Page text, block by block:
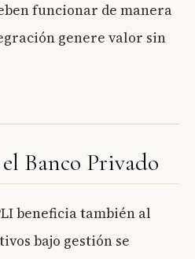
funcionar de manera
genere valor sin
Banco Privado
beneficia también al
bajo gestión se